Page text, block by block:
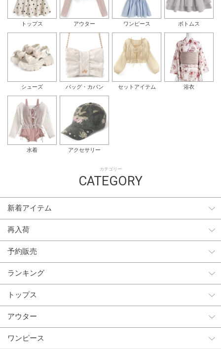
トップス アウター ワンピース ボトムス
シューズ バッグ・カバン セットアイテム 浴衣
水着 アクセサリー
カテゴリー
CATEGORY
新着アイテム
再入荷
予約販売
ランキング
トップス
アウター
ワンピース